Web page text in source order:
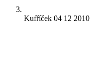
Kufříček 04 12 2010